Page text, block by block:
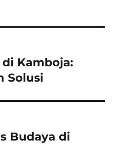
Kamboja:
Solusi
Budaya di